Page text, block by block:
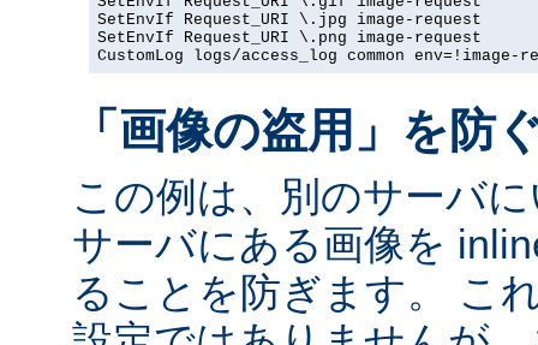
SetEnvIf Request_URI \.jpg image-request
SetEnvIf Request_URI \.png image-request
CustomLog logs/access_log common env=!image-
「画像の盗用」を防
この例は、別のサーバ
サーバにある画像を
ることを防ぎます。 こ